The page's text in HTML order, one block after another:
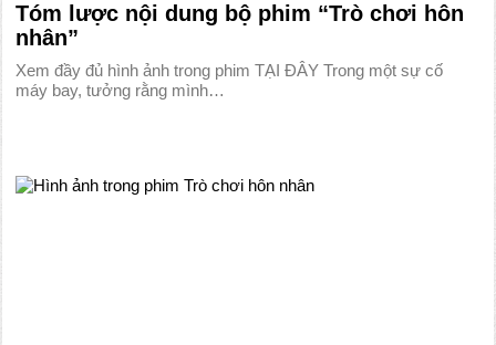
Tóm lược nội dung bộ phim “Trò chơi hôn
nhân”
Xem đầy đủ hình ảnh trong phim TẠI ĐÂY Trong một sự cố
máy bay, tưởng rằng mình…